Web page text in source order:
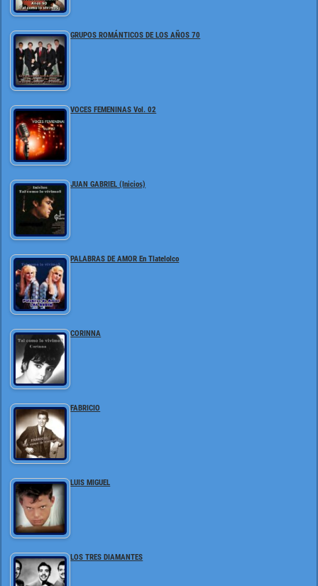
GRUPOS ROMÁNTICOS DE LOS AÑOS 70
VOCES FEMENINAS Vol. 02
JUAN GABRIEL (Inicios)
PALABRAS DE AMOR En Tlatelolco
CORINNA
FABRICIO
LUIS MIGUEL
LOS TRES DIAMANTES